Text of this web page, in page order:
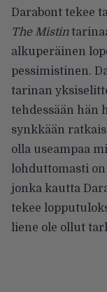
Darabont tekee
The Mistin
alkuperäinen
pessimistinen.
tarinan
tehdessään hän
synkkään
olla useampaa
lohduttomasti
jonka kautta
tekee
liene ole ollut